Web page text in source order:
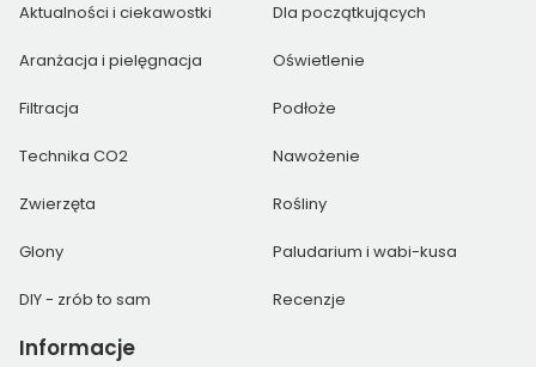
Aktualności i ciekawostki Dla początkujących
Aranżacja i pielęgnacja Oświetlenie
Filtracja Podłoże
Technika CO2 Nawożenie
Zwierzęta Rośliny
Glony Paludarium i wabi-kusa
DIY - zrób to sam Recenzje
Informacje